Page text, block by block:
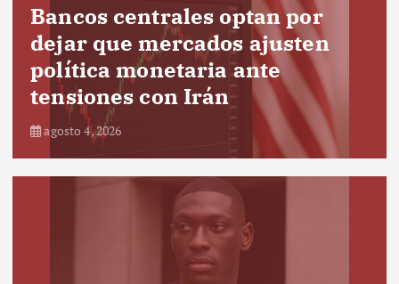
Bancos centrales optan por
dejar que mercados ajusten
política monetaria ante
tensiones con Irán
agosto 4, 2026